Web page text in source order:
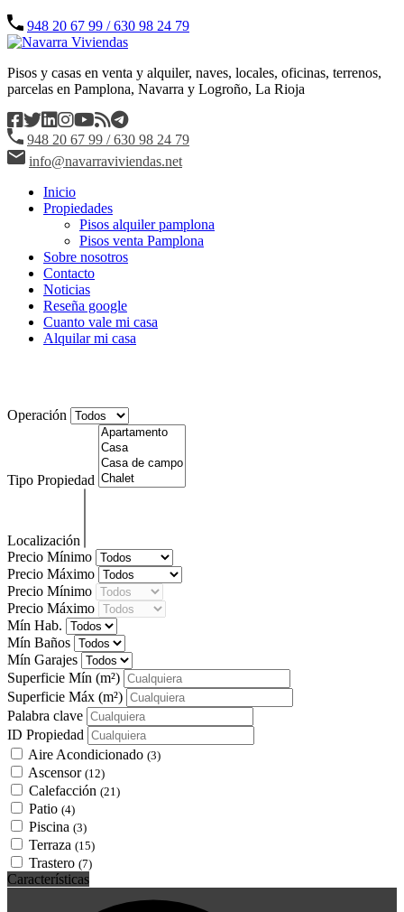
948 20 67 99 / 630 98 24 79
Pisos y casas en venta y alquiler, naves, locales, oficinas, terrenos,
parcelas en Pamplona, Navarra y Logroño, La Rioja
948 20 67 99 / 630 98 24 79
info@navarraviviendas.net
Inicio
Propiedades
Pisos alquiler pamplona
Pisos venta Pamplona
Sobre nosotros
Contacto
Noticias
Reseña google
Cuanto vale mi casa
Alquilar mi casa
Operación
Tipo Propiedad
Localización
Precio Mínimo
Precio Máximo
Precio Mínimo
Precio Máximo
Mín Hab.
Mín Baños
Mín Garajes
Superficie Mín (m²)
Superficie Máx (m²)
Palabra clave
ID Propiedad
Aire Acondicionado (3)
Ascensor (12)
Calefacción (21)
Patio (4)
Piscina (3)
Terraza (15)
Trastero (7)
Características